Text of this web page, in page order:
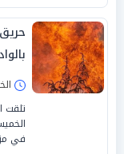
الخميس
تلقت
في